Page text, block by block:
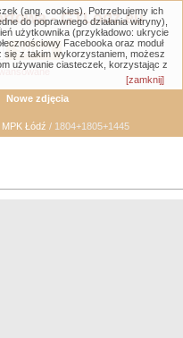
- GTLodz.eu
Nowe zdjęcia
MPK Łódź / 1804+1805+1445
(ang. cookies). Potrzebujemy ich
do poprawnego działania witryny),
użytkownika (przykładowo: ukrycie
Facebooka oraz moduł
się z takim wykorzystaniem, możesz
używanie ciasteczek, korzystając z
[zamknij]